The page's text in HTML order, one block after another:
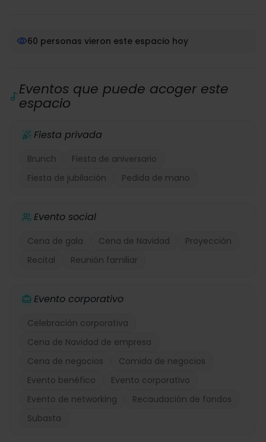
60 personas vieron este espacio hoy
Eventos que puede acoger este
espacio
Fiesta privada
Brunch
Fiesta de aniversario
Fiesta de jubilación
Pedida de mano
Evento social
Cena de gala Cena de Navidad
Proyección
Recital
Reunión familiar
Evento corporativo
Celebración corporativa
Cena de Navidad de empresa
Cena de negocios
Comida de negocios
Evento benéfico
Evento corporativo
Evento de networking
Recaudación de fondos
Subasta